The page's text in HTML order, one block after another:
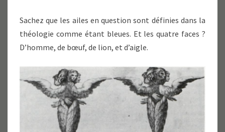
Sachez que les ailes en question sont définies dans la
théologie comme étant bleues. Et les quatre faces ?
D’homme, de bœuf, de lion, et d’aigle.